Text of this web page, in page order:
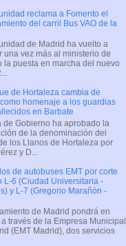
reclama a Fomento el
del carril Bus VAO de la
de Madrid ha vuelto a
una vez más al ministerio de
la puesta en marcha del nuevo
de Hortaleza cambia de
homenaje a los guardias
en Barbate
de Gobierno ha aprobado la
de la denominación del
los Llanos de Hortaleza por
y D...
de autobuses EMT por corte
L-6 (Ciudad Universitaria -
y L-7 (Gregorio Marañón -
de Madrid pondrá en
través de la Empresa Municipal
(EMT Madrid), dos servicios